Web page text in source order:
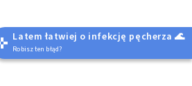
Latem łatwiej o infekcję pęcherza 🌊
Robisz ten błąd?